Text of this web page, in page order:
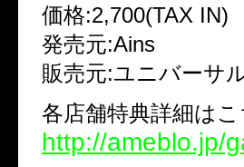
価格:2,700(TAX IN)
発売元:Ains
販売元:ユニバーサ
各店舗特典詳細は
http://ameblo.jp/